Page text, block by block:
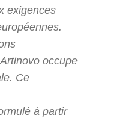
exigences
occupe
Ce
à partir